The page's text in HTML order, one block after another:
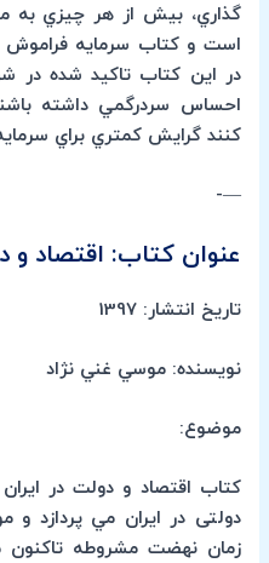
گذاري، بيش از هر چيزي به
است و كتاب سرمايه فراموش
در اين كتاب تاكيد شده در
احساس سردرگمي داشته
كنند گرايش كمتري براي
—-
عنوان کتاب: اقتصاد و
تاریخ انتشار: 1397
نویسنده: موسي غني ن‍ژاد
موضوع:
کتاب اقتصاد و دولت در
دولتی در ایران مي پردازد و
زمان نهضت مشروطه تاکنون